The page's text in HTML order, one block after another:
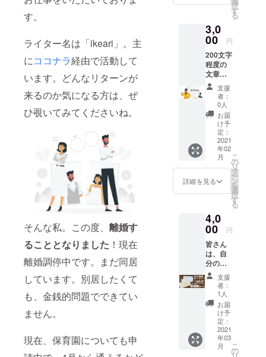
す。
ライター名は「ikeari」。主
にココナラ経由で活動して
います。どんなリターンが
来るのか気になる方は、ぜ
ひ覗いてみてくださいね。
そんな私。この度、 離婚す
ることとなりました ！現在
離婚調停中です。まだ同居
しています。別居したくて
も、金銭的問題でできてい
ません。
現在、保育園についても申
タント
になり
ます。
ご支援
いただ
けた際
は、私
から感
謝の
メッ
セージ
をメー
ルにて
送信さ
せてい
ただき
ます。
択
す
る
3,0
00 円
200文字
程度の
文章を
作成し
ます。
サービ
ス説明
文や商
品説明
文、
SNSの
プロ
フィー
ル等な
んでも
メール
にてヒ
アリン
グから
進めて
参りま
す。よ
ろしく
お願い
いたし
ます。
支援
者：
0人
お届
け予
定：
2021
年02
月
詳細を見る
こ
の
リ
タ
ー
ン
を
選
択
す
る
4,0
00 円
皆さん
は、自
分の
「価値
観」
知って
います
か？ 何
が大事
で、何
をそん
なに気
支援
者：
1人
お届
け予
定：
2021
年03
月
こ
の